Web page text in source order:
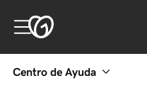
Centro de Ayuda